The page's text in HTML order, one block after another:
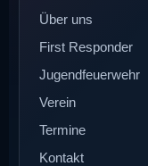
Über uns
First Responder
Jugendfeuerwehr
Verein
Termine
Kontakt